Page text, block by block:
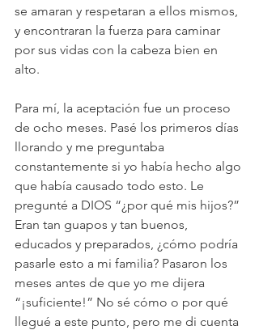
se amaran y respetaran a ellos mismos,
y encontraran la fuerza para caminar
por sus vidas con la cabeza bien en
alto.
Para mí, la aceptación fue un proceso
de ocho meses. Pasé los primeros días
llorando y me preguntaba
constantemente si yo había hecho algo
que había causado todo esto. Le
pregunté a DIOS “¿por qué mis hijos?”
Eran tan guapos y tan buenos,
educados y preparados, ¿cómo podría
pasarle esto a mi familia? Pasaron los
meses antes de que yo me dijera
“¡suficiente!” No sé cómo o por qué
llegué a este punto, pero me di cuenta